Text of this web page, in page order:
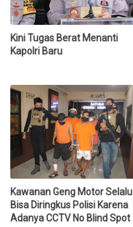
Kini Tugas Berat Menanti
Kapolri Baru
Kawanan Geng Motor Selalu
Bisa Diringkus Polisi Karena
Adanya CCTV No Blind Spot